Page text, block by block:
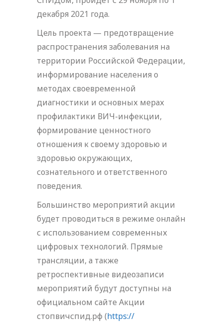
декабря 2021 года.
Цель проекта — предотвращение
распространения заболевания на
территории Российской Федерации,
информирование населения о
методах своевременной
диагностики и основных мерах
профилактики ВИЧ-инфекции,
формирование ценностного
отношения к своему здоровью и
здоровью окружающих,
сознательного и ответственного
поведения.
Большинство мероприятий акции
будет проводиться в режиме онлайн
с использованием современных
цифровых технологий. Прямые
трансляции, а также
ретроспективные видеозаписи
мероприятий будут доступны на
официальном сайте Акции
стопвичспид.рф (https://